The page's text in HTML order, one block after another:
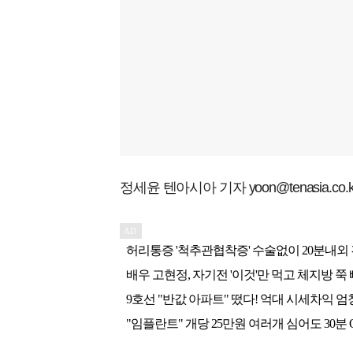
정세윤 텐아시아 기자